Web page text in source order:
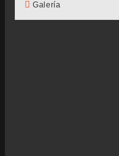
Galería